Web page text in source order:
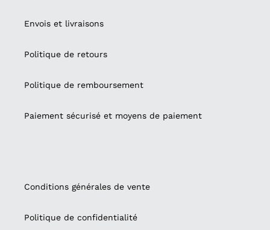
Envois et livraisons
Politique de retours
Politique de remboursement
Paiement sécurisé et moyens de paiement
Conditions générales de vente
Politique de confidentialité